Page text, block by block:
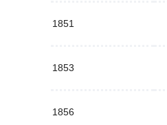
1851
1853
1856